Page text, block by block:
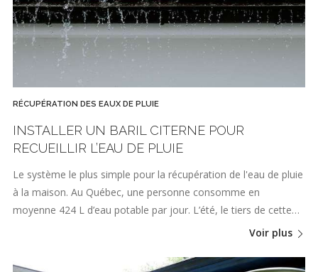
RÉCUPÉRATION DES EAUX DE PLUIE
INSTALLER UN BARIL CITERNE POUR
RECUEILLIR L’EAU DE PLUIE
Le système le plus simple pour la récupération de l'eau de pluie
à la maison. Au Québec, une personne consomme en
moyenne 424 L d’eau potable par jour. L’été, le tiers de cette…
Voir plus